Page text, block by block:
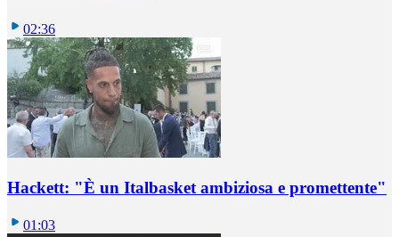
02:36
Hackett: "È un Italbasket ambiziosa e promettente"
01:03